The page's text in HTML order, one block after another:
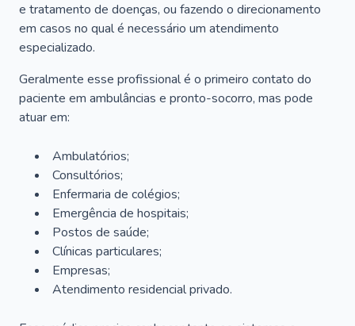
e tratamento de doenças, ou fazendo o direcionamento
em casos no qual é necessário um atendimento
especializado.
Geralmente esse profissional é o primeiro contato do
paciente em ambulâncias e pronto-socorro, mas pode
atuar em:
Ambulatórios;
Consultórios;
Enfermaria de colégios;
Emergência de hospitais;
Postos de saúde;
Clínicas particulares;
Empresas;
Atendimento residencial privado.